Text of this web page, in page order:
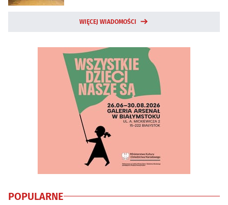
WIĘCEJ WIADOMOŚCI
POPULARNE